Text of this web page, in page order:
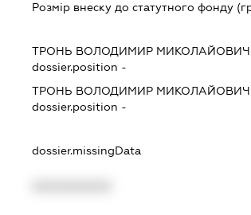
Розмір внеску до статутного фонду
ТРОНЬ ВОЛОДИМИР МИКОЛАЙОВИЧ
dossier.position -
ТРОНЬ ВОЛОДИМИР МИКОЛАЙОВИЧ
dossier.position -
dossier.missingData